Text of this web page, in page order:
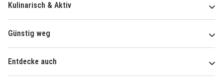
Kulinarisch & Aktiv
Günstig weg
Entdecke auch